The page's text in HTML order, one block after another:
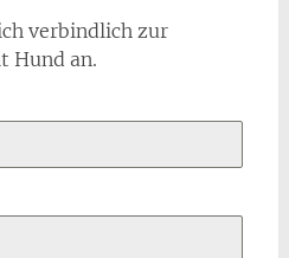
verbindlich zur
Hund an.